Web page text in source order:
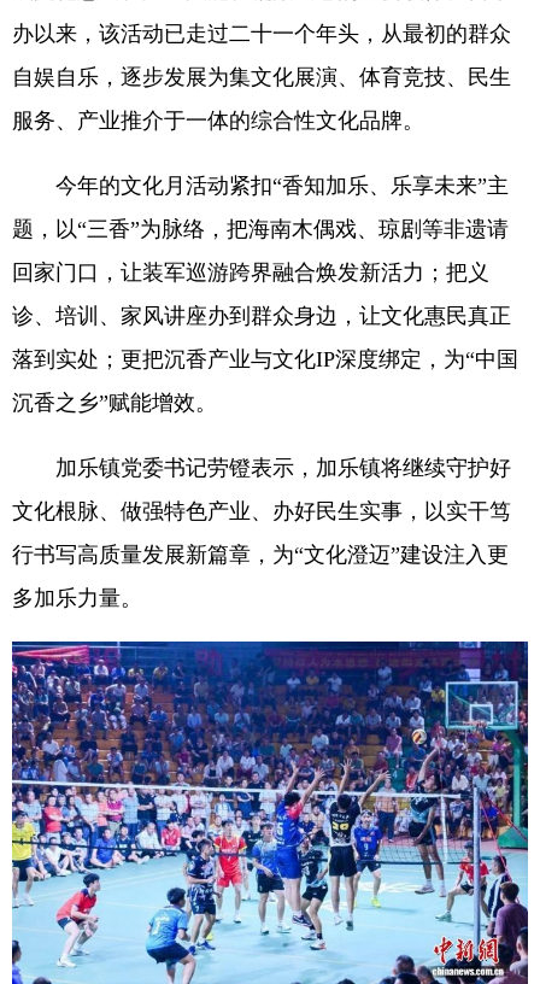
办以来，该活动已走过二十一个年头，从最初的群众
自娱自乐，逐步发展为集文化展演、体育竞技、民生
服务、产业推介于一体的综合性文化品牌。
今年的文化月活动紧扣“香知加乐、乐享未来”主
题，以“三香”为脉络，把海南木偶戏、琼剧等非遗请
回家门口，让装军巡游跨界融合焕发新活力；把义
诊、培训、家风讲座办到群众身边，让文化惠民真正
落到实处；更把沉香产业与文化IP深度绑定，为“中国
沉香之乡”赋能增效。
加乐镇党委书记劳镫表示，加乐镇将继续守护好
文化根脉、做强特色产业、办好民生实事，以实干笃
行书写高质量发展新篇章，为“文化澄迈”建设注入更
多加乐力量。